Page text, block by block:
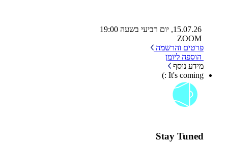
15.07.26, יום רביעי בשעה 19:00
ZOOM
פרטים והרשמה
הוספה ליומן
מידע נוסף
It's coming :)
Stay Tuned